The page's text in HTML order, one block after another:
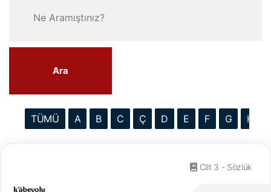
Ara
TÜMÜ A B C Ç D E F G H
Cilt 3 - Sözlük